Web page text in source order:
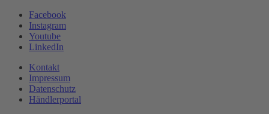
Facebook
Instagram
Youtube
LinkedIn
Kontakt
Impressum
Datenschutz
Händlerportal